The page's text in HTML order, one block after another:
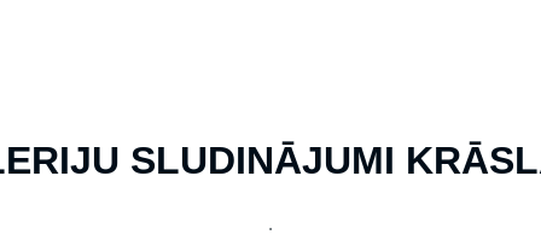
SLUDINĀJUMI
.